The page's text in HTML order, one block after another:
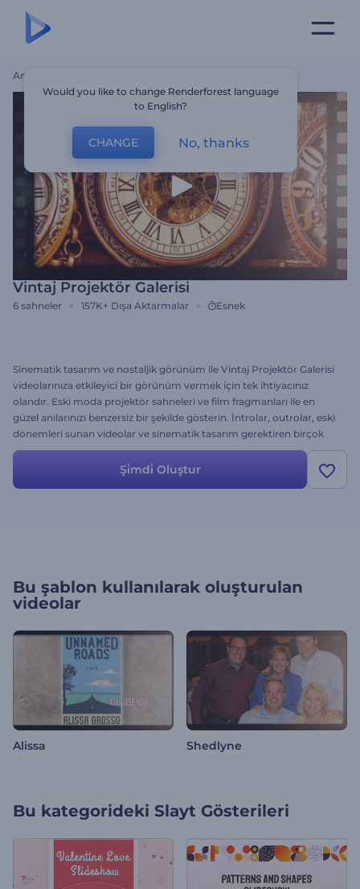
Ana Sayfa
Vintaj Projektör Galerisi
6 sahneler 157K+ Dışa Aktarmalar Esnek
Sinematik tasarım ve nostaljik görünüm ile Vintaj Projektör Galerisi
videolarınıza etkileyici bir görünüm vermek için tek ihtiyacınız
olandır. Eski moda projektör sahneleri ve film fragmanları ile en
güzel anılarınızı benzersiz bir şekilde gösterin. İntrolar, outrolar, eski
dönemleri sunan videolar ve sinematik tasarım gerektiren birçok
proje için idealdir. Hemen deneyin. Ücretsiz!
Şi̇mdi̇ Oluştur
Bu şablon kullanılarak oluşturulan
videolar
Alissa Shedlyne
Bu kategorideki Slayt Gösterileri
Would you like to change Renderforest language
to English?
CHANGE No, thanks